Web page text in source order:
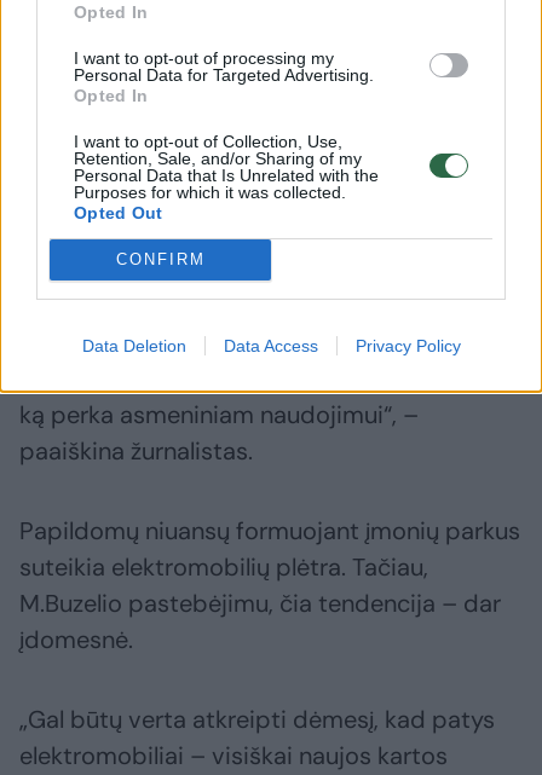
Opted In
I want to opt-out of processing my
Personal Data for Targeted Advertising.
Opted In
I want to opt-out of Collection, Use,
Retention, Sale, and/or Sharing of my
Personal Data that Is Unrelated with the
Purposes for which it was collected.
Opted Out
CONFIRM
Data Deletion Data Access Privacy Policy
Lengvinas sako, kad tradiciniais laikytų
modelių eliminavimas ir pakeitimas į SUV
dabar jau regimas itin plačiai.
„O įmonės renkasi transporto priemones
taikydamos tuos pačius principus – nors jos
yra skirtos darbui atlikti, dažnai tampa
papildoma motyvacija darbuotojams.
Suteikimas to, ko jie nori, yra paveiki
motyvavimo priemonė. Manau, jog įmonių
ką perka asmeniniam naudojimui“, –
paaiškina žurnalistas.
Papildomų niuansų formuojant įmonių parkus
suteikia elektromobilių plėtra. Tačiau,
M.Buzelio pastebėjimu, čia tendencija – dar
įdomesnė.
„Gal būtų verta atkreipti dėmesį, kad patys
elektromobiliai – visiškai naujos kartos